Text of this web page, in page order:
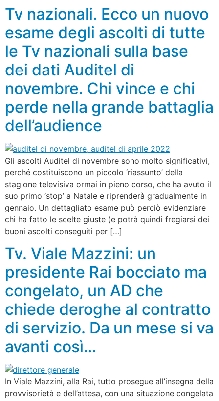
Tv nazionali. Ecco un nuovo
esame degli ascolti di tutte
le Tv nazionali sulla base
dei dati Auditel di
novembre. Chi vince e chi
perde nella grande battaglia
dell’audience
Gli ascolti Auditel di novembre sono molto significativi,
perché costituiscono un piccolo ‘riassunto’ della
stagione televisiva ormai in pieno corso, che ha avuto il
suo primo ‘stop’ a Natale e riprenderà gradualmente in
gennaio. Un dettagliato esame può perciò evidenziare
chi ha fatto le scelte giuste (e potrà quindi fregiarsi dei
buoni ascolti conseguiti per […]
Tv. Viale Mazzini: un
presidente Rai bocciato ma
congelato, un AD che
chiede deroghe al contratto
di servizio. Da un mese si va
avanti così…
In Viale Mazzini, alla Rai, tutto prosegue all’insegna della
provvisorietà e dell’attesa, con una situazione congelata